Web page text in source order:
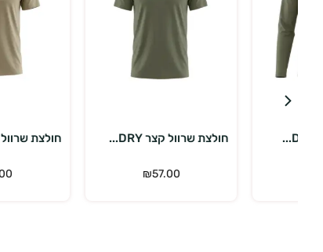
חולצת שרוול קצר DRY... חולצת שרוול קצר DRY...